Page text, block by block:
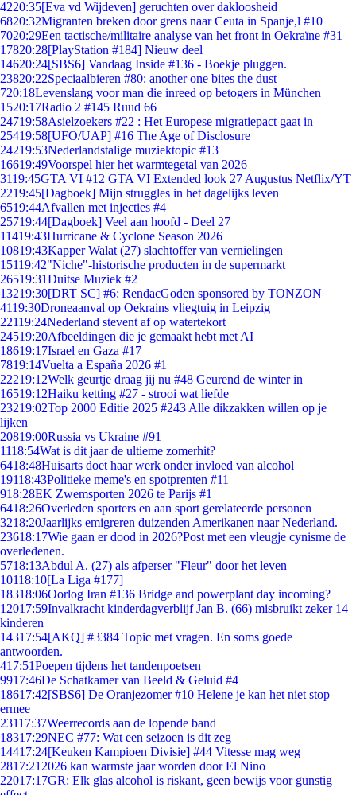
4220:35[Eva vd Wijdeven] geruchten over dakloosheid
6820:32Migranten breken door grens naar Ceuta in Spanje,l #10
7020:29Een tactische/militaire analyse van het front in Oekraïne #31
17820:28[PlayStation #184] Nieuw deel
14620:24[SBS6] Vandaag Inside #136 - Boekje pluggen.
23820:22Speciaalbieren #80: another one bites the dust
720:18Levenslang voor man die inreed op betogers in München
1520:17Radio 2 #145 Ruud 66
24719:58Asielzoekers #22 : Het Europese migratiepact gaat in
25419:58[UFO/UAP] #16 The Age of Disclosure
24219:53Nederlandstalige muziektopic #13
16619:49Voorspel hier het warmtegetal van 2026
3119:45GTA VI #12 GTA VI Extended look 27 Augustus Netflix/YT
2219:45[Dagboek] Mijn struggles in het dagelijks leven
6519:44Afvallen met injecties #4
25719:44[Dagboek] Veel aan hoofd - Deel 27
11419:43Hurricane & Cyclone Season 2026
10819:43Kapper Walat (27) slachtoffer van vernielingen
15119:42"Niche"-historische producten in de supermarkt
26519:31Duitse Muziek #2
13219:30[DRT SC] #6: RendacGoden sponsored by TONZON
4119:30Droneaanval op Oekrains vliegtuig in Leipzig
22119:24Nederland stevent af op watertekort
24519:20Afbeeldingen die je gemaakt hebt met AI
18619:17Israel en Gaza #17
7819:14Vuelta a España 2026 #1
22219:12Welk geurtje draag jij nu #48 Geurend de winter in
16519:12Haiku ketting #27 - strooi wat liefde
23219:02Top 2000 Editie 2025 #243 Alle dikzakken willen op je
lijken
20819:00Russia vs Ukraine #91
1118:54Wat is dit jaar de ultieme zomerhit?
6418:48Huisarts doet haar werk onder invloed van alcohol
19118:43Politieke meme's en spotprenten #11
918:28EK Zwemsporten 2026 te Parijs #1
6418:26Overleden sporters en aan sport gerelateerde personen
3218:20Jaarlijks emigreren duizenden Amerikanen naar Nederland.
23618:17Wie gaan er dood in 2026?Post met een vleugje cynisme de
overledenen.
5718:13Abdul A. (27) als afperser "Fleur" door het leven
10118:10[La Liga #177]
18318:06Oorlog Iran #136 Bridge and powerplant day incoming?
12017:59Invalkracht kinderdagverblijf Jan B. (66) misbruikt zeker 14
kinderen
14317:54[AKQ] #3384 Topic met vragen. En soms goede
antwoorden.
417:51Poepen tijdens het tandenpoetsen
9917:46De Schatkamer van Beeld & Geluid #4
18617:42[SBS6] De Oranjezomer #10 Helene je kan het niet stop
ermee
23117:37Weerrecords aan de lopende band
18317:29NEC #77: Wat een seizoen is dit zeg
14417:24[Keuken Kampioen Divisie] #44 Vitesse mag weg
2817:21 2026 kan warmste jaar worden door El Nino
22017:17GR: Elk glas alcohol is riskant, geen bewijs voor gunstig